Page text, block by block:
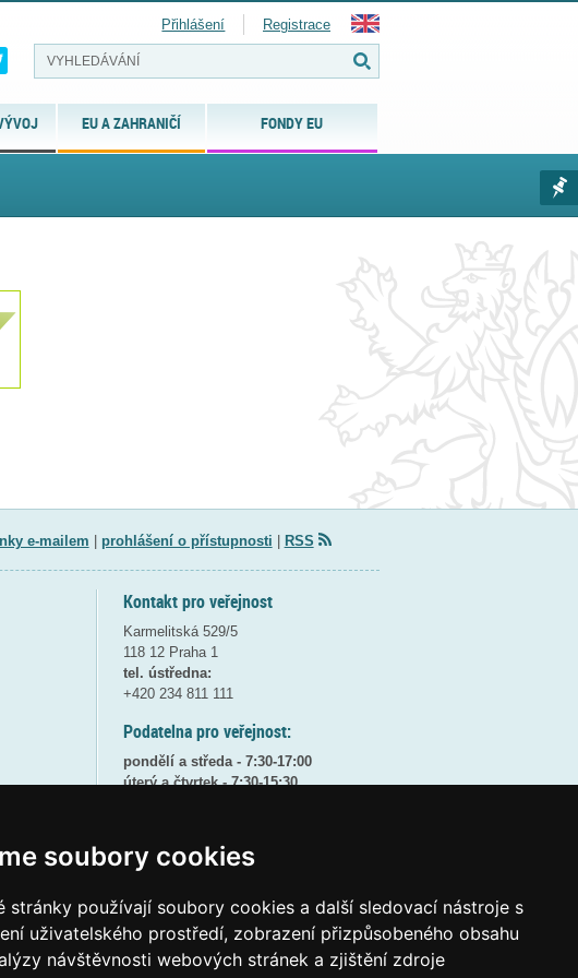
soubory cookies
stránky používají soubory cookies a další sledovací nástroje s
uživatelského prostředí, zobrazení přizpůsobeného obsahu
návštěvnosti webových stránek a zjištění zdroje
EU A ZAHRANIČÍ FONDY EU
Přihlášení Registrace
e-mailem prohlášení o přístupnosti RSS
Kontakt pro veřejnost
Karmelitská 529/5
118 12 Praha 1
tel. ústředna:
+420 234 811 111
Podatelna pro veřejnost:
pondělí a středa - 7:30-17:00
úterý a čtvrtek - 7:30-15:30
8:30 - 9:30 - bezpečnostní přestávka
(více informacíZDE)
Elektronická podatelna:
posta@msmtgov cz
ID datové schránky:vidaawt